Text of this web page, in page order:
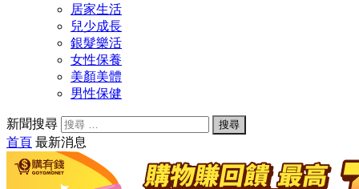
居家生活
兒少成長
銀髮樂活
女性保養
美顏美體
男性保健
新聞搜尋
首頁 最新消息